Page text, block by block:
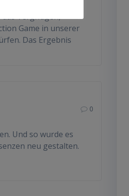
Vergnügen,
Game in unserer
Das Ergebnis
0
Und so wurde es
neu gestalten.